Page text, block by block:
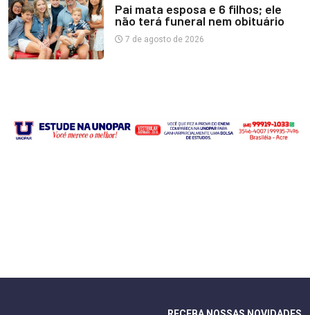
Pai mata esposa e 6 filhos; ele
não terá funeral nem obituário
7 de agosto de 2026